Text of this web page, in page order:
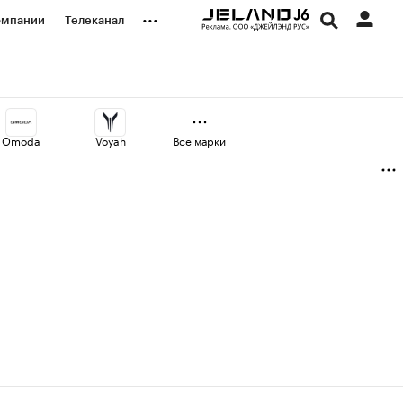
Телеканал ...
Omoda Voyah Все марки